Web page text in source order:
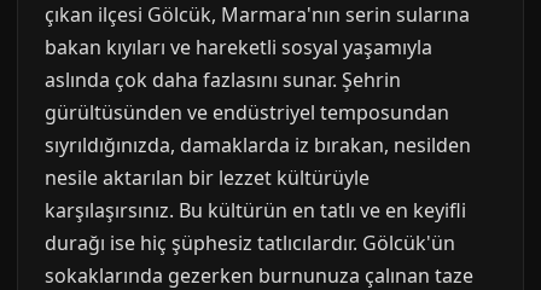
çıkan ilçesi Gölcük, Marmara'nın serin sularına
bakan kıyıları ve hareketli sosyal yaşamıyla
aslında çok daha fazlasını sunar. Şehrin
gürültüsünden ve endüstriyel temposundan
sıyrıldığınızda, damaklarda iz bırakan, nesilden
nesile aktarılan bir lezzet kültürüyle
karşılaşırsınız. Bu kültürün en tatlı ve en keyifli
durağı ise hiç şüphesiz tatlıcılardır. Gölcük'ün
sokaklarında gezerken burnunuza çalınan taze